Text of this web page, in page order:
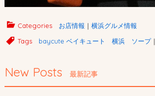
Categories お店情報 ｜ 横浜グルメ情報
Tags
baycute ベイキュート 横浜 ソープ｜
New Posts 最新記事